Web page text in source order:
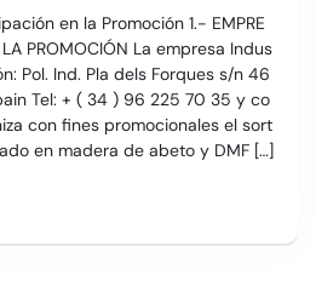
en la Promoción 1.- EMPRE
LA PROMOCIÓN La empresa Indus
Pol. Ind. Pla dels Forques s/n 46
Tel: + ( 34 ) 96 225 70 35 y co
con fines promocionales el sort
en madera de abeto y DMF […]